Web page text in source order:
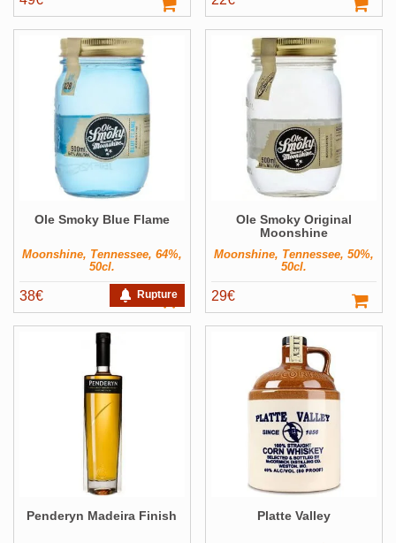
Rupture
Ole Smoky Blue Flame
Moonshine, Tennessee, 64%,
50cl.
38€
Ole Smoky Original
Moonshine
Moonshine, Tennessee, 50%,
50cl.
29€
Penderyn Madeira Finish Platte Valley